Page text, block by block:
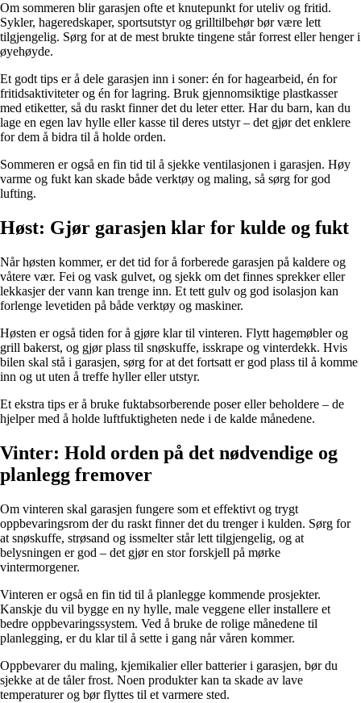
Om sommeren blir garasjen ofte et knutepunkt for uteliv og fritid.
Sykler, hageredskaper, sportsutstyr og grilltilbehør bør være lett
tilgjengelig. Sørg for at de mest brukte tingene står forrest eller henger i
øyehøyde.
Et godt tips er å dele garasjen inn i soner: én for hagearbeid, én for
fritidsaktiviteter og én for lagring. Bruk gjennomsiktige plastkasser
med etiketter, så du raskt finner det du leter etter. Har du barn, kan du
lage en egen lav hylle eller kasse til deres utstyr – det gjør det enklere
for dem å bidra til å holde orden.
Sommeren er også en fin tid til å sjekke ventilasjonen i garasjen. Høy
varme og fukt kan skade både verktøy og maling, så sørg for god
lufting.
Høst: Gjør garasjen klar for kulde og fukt
Når høsten kommer, er det tid for å forberede garasjen på kaldere og
våtere vær. Fei og vask gulvet, og sjekk om det finnes sprekker eller
lekkasjer der vann kan trenge inn. Et tett gulv og god isolasjon kan
forlenge levetiden på både verktøy og maskiner.
Høsten er også tiden for å gjøre klar til vinteren. Flytt hagemøbler og
grill bakerst, og gjør plass til snøskuffe, isskrape og vinterdekk. Hvis
bilen skal stå i garasjen, sørg for at det fortsatt er god plass til å komme
inn og ut uten å treffe hyller eller utstyr.
Et ekstra tips er å bruke fuktabsorberende poser eller beholdere – de
hjelper med å holde luftfuktigheten nede i de kalde månedene.
Vinter: Hold orden på det nødvendige og
planlegg fremover
Om vinteren skal garasjen fungere som et effektivt og trygt
oppbevaringsrom der du raskt finner det du trenger i kulden. Sørg for
at snøskuffe, strøsand og issmelter står lett tilgjengelig, og at
belysningen er god – det gjør en stor forskjell på mørke
vintermorgener.
Vinteren er også en fin tid til å planlegge kommende prosjekter.
Kanskje du vil bygge en ny hylle, male veggene eller installere et
bedre oppbevaringssystem. Ved å bruke de rolige månedene til
planlegging, er du klar til å sette i gang når våren kommer.
Oppbevarer du maling, kjemikalier eller batterier i garasjen, bør du
sjekke at de tåler frost. Noen produkter kan ta skade av lave
temperaturer og bør flyttes til et varmere sted.